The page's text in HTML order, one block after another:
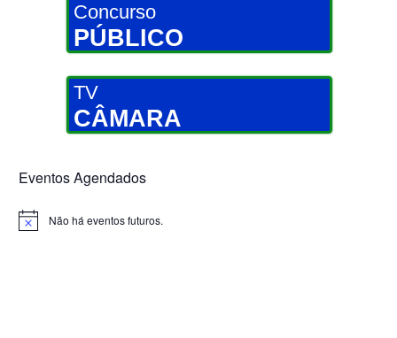
Concurso
PÚBLICO
TV
CÂMARA
Eventos Agendados
Notice Não há eventos futuros.